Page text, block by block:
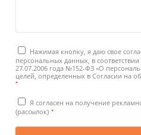
Нажимая кнопку, я даю свое
персональных данных, в
27.07.2006 года №152-ФЗ «О
целей, определенных в Согласии на
*
Я согласен на получение
(рассылок) *